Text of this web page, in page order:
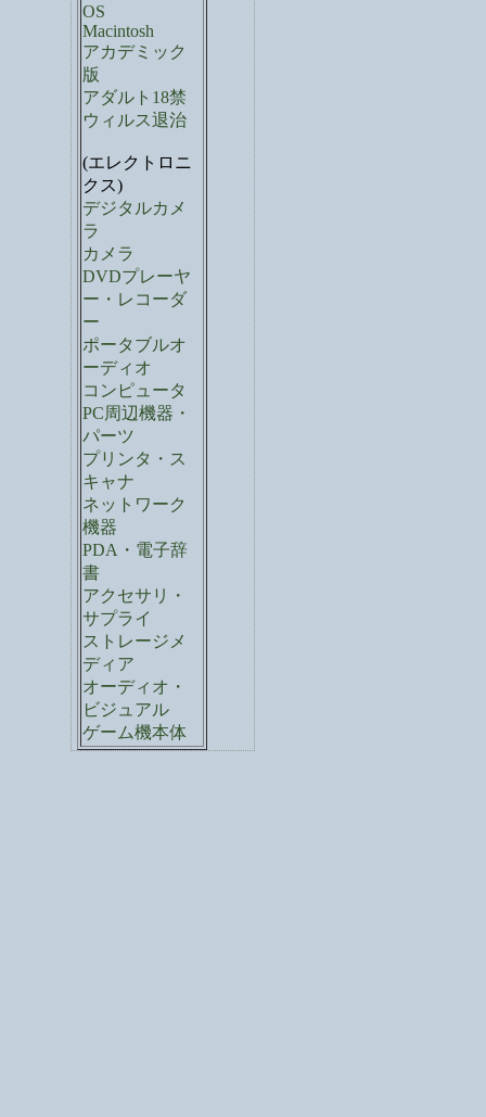
OS
Macintosh
アカデミック
版
アダルト18禁
ウィルス退治
(エレクトロニ
クス)
デジタルカメ
ラ
カメラ
DVDプレーヤ
ー・レコーダ
ー
ポータブルオ
ーディオ
コンピュータ
PC周辺機器・
パーツ
プリンタ・ス
キャナ
ネットワーク
機器
PDA・電子辞
書
アクセサリ・
サプライ
ストレージメ
ディア
オーディオ・
ビジュアル
ゲーム機本体